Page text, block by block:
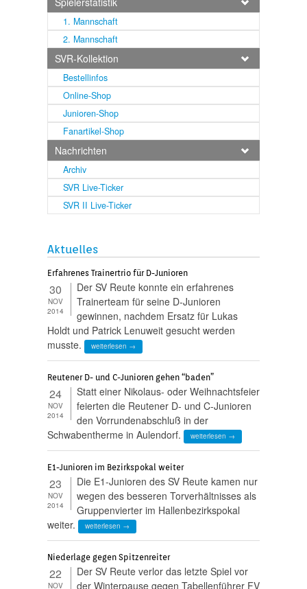
1. Mannschaft
2. Mannschaft
SVR-Kollektion
Bestellinfos
Online-Shop
Junioren-Shop
Fanartikel-Shop
Nachrichten
Archiv
SVR Live-Ticker
SVR II Live-Ticker
Aktuelles
Erfahrenes Trainertrio für D-Junioren
30
NOV
2014
Der SV Reute konnte ein erfahrenes
Trainerteam für seine D-Junioren
gewinnen, nachdem Ersatz für Lukas
Holdt und Patrick Lenuweit gesucht werden
musste.
weiterlesen →
Reutener D- und C-Junioren gehen “baden”
24
NOV
2014
Statt einer Nikolaus- oder Weihnachtsfeier
feierten die Reutener D- und C-Junioren
den Vorrundenabschluß in der
Schwabentherme in Aulendorf.
weiterlesen →
E1-Junioren im Bezirkspokal weiter
23
NOV
2014
Die E1-Junioren des SV Reute kamen nur
wegen des besseren Torverhältnisses als
Gruppenvierter im Hallenbezirkspokal
weiter.
weiterlesen →
Niederlage gegen Spitzenreiter
22
NOV
Der SV Reute verlor das letzte Spiel vor
der Winterpause gegen Tabellenführer FV